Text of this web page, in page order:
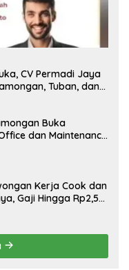
CV Permadi Jaya
Tuban, dan
Buka
dan Maintenance
Kerja Cook dan
Gaji Hingga Rp2,5